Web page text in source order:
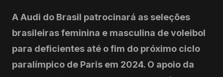
A Audi do Brasil patrocinará as seleções
brasileiras feminina e masculina de voleibol
para deficientes até o fim do próximo ciclo
paralímpico de Paris em 2024. O apoio da